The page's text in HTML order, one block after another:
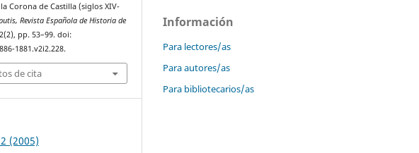
Corona de Castilla (siglos XIV-
Revista Española de Historia de
pp. 53–99. doi:
1881.v2i2.228.
de cita
(2005)
Información
Para lectores/as
Para autores/as
Para bibliotecarios/as